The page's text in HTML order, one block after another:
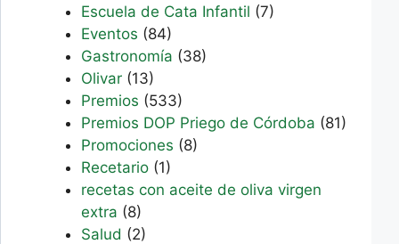
Escuela de Cata Infantil (7)
Eventos (84)
Gastronomía (38)
Olivar (13)
Premios (533)
Premios DOP Priego de Córdoba (81)
Promociones (8)
Recetario (1)
recetas con aceite de oliva virgen
extra (8)
Salud (2)